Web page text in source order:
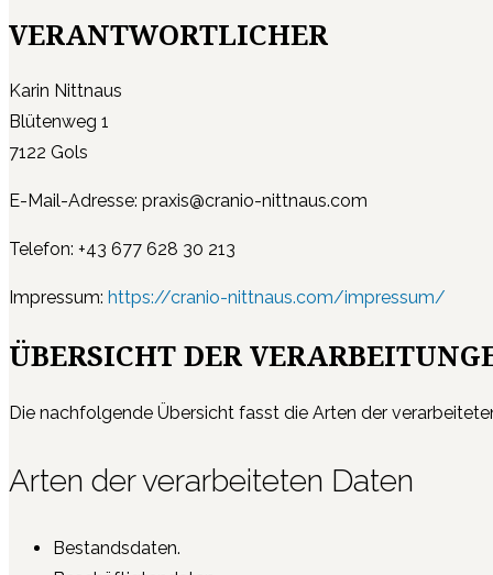
VERANTWORTLICHER
Karin Nittnaus
Blütenweg 1
7122 Gols
E-Mail-Adresse: praxis@cranio-nittnaus.com
Telefon: +43 677 628 30 213
Impressum: https://cranio-nittnaus.com/impressum/
ÜBERSICHT DER
Die nachfolgende Übersicht fasst die Arten der
Arten der verarbeiteten Daten
Bestandsdaten.